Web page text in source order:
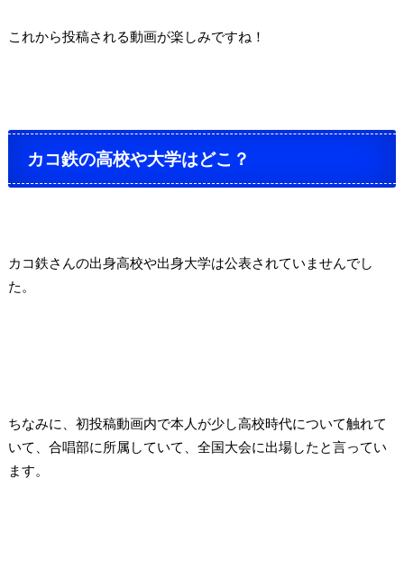
これから投稿される動画が楽しみですね！
カコ鉄の高校や大学はどこ？
カコ鉄さんの出身高校や出身大学は公表されていませんでし
た。
ちなみに、初投稿動画内で本人が少し高校時代について触れて
いて、合唱部に所属していて、全国大会に出場したと言ってい
ます。